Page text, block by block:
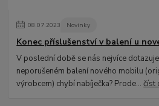
08.07.2023 Novinky
Konec příslušenství v balení u
V poslední době se nás nejvíce
neporušeném balení nového mobilu
výrobcem) chybí nabíječka? Prode...číst